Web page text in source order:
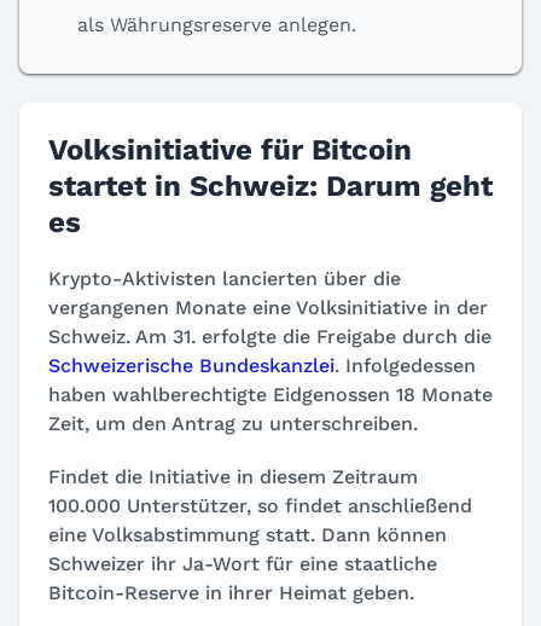
als Währungsreserve anlegen.
Volksinitiative für Bitcoin
startet in Schweiz: Darum geht
es
Krypto-Aktivisten lancierten über die
vergangenen Monate eine Volksinitiative in der
Schweiz. Am 31. erfolgte die Freigabe durch die
Schweizerische Bundeskanzlei. Infolgedessen
haben wahlberechtigte Eidgenossen 18 Monate
Zeit, um den Antrag zu unterschreiben.
Findet die Initiative in diesem Zeitraum
100.000 Unterstützer, so findet anschließend
eine Volksabstimmung statt. Dann können
Schweizer ihr Ja-Wort für eine staatliche
Bitcoin-Reserve in ihrer Heimat geben.